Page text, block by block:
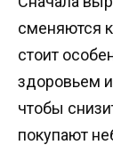
сменяются
стоит
здоровьем
чтобы
покупают